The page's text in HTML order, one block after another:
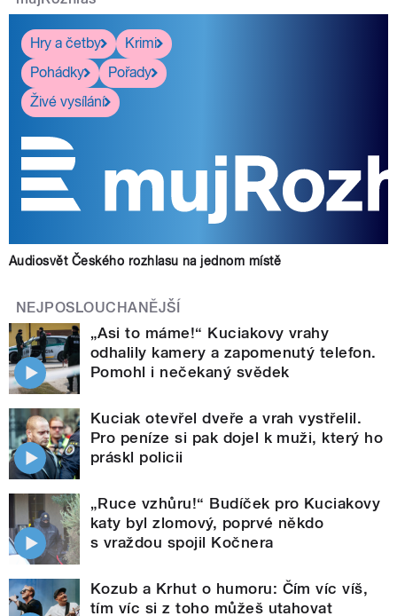
Hry a četby
Krimi
Pohádky
Pořady
Živé vysílání
Audiosvět Českého rozhlasu na jednom místě
NEJPOSLOUCHANĚJŠÍ
„Asi to máme!“ Kuciakovy vrahy
odhalily kamery a zapomenutý telefon.
Pomohl i nečekaný svědek
Kuciak otevřel dveře a vrah vystřelil.
Pro peníze si pak dojel k muži, který ho
práskl policii
„Ruce vzhůru!“ Budíček pro Kuciakovy
katy byl zlomový, poprvé někdo
s vraždou spojil Kočnera
Kozub a Krhut o humoru: Čím víc víš,
tím víc si z toho můžeš utahovat